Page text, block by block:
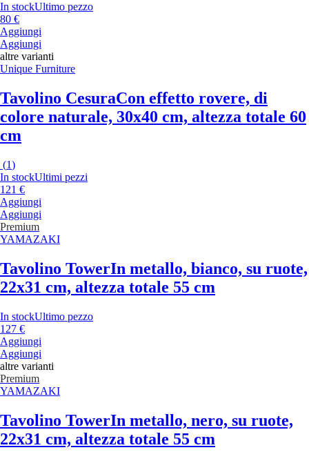
In stockUltimo pezzo
80 €
Aggiungi
Aggiungi
altre varianti
Unique Furniture
Tavolino CesuraCon effetto rovere, di
colore naturale, 30x40 cm, altezza totale 60
cm
(1)
In stockUltimi pezzi
121 €
Aggiungi
Aggiungi
Premium
YAMAZAKI
Tavolino TowerIn metallo, bianco, su ruote,
22x31 cm, altezza totale 55 cm
In stockUltimo pezzo
127 €
Aggiungi
Aggiungi
altre varianti
Premium
YAMAZAKI
Tavolino TowerIn metallo, nero, su ruote,
22x31 cm, altezza totale 55 cm